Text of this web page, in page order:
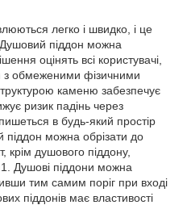
легко і швидко, і це
піддон можна
оцінять всі користувачі,
з обмеженими фізичними
каменю забезпечує
ризик падінь через
в будь-який простір
піддон можна обрізати до
крім душового піддону,
Душові піддони можна
тим самим поріг при вході
піддонів має властивості